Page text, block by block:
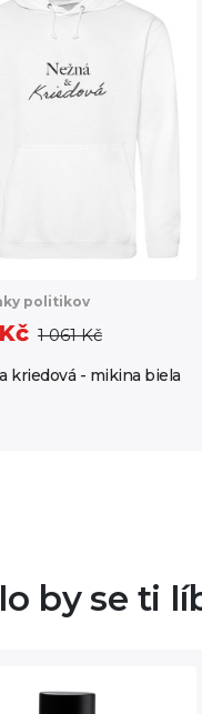
politikov
1 061 Kč
kriedová - mikina biela
by se ti